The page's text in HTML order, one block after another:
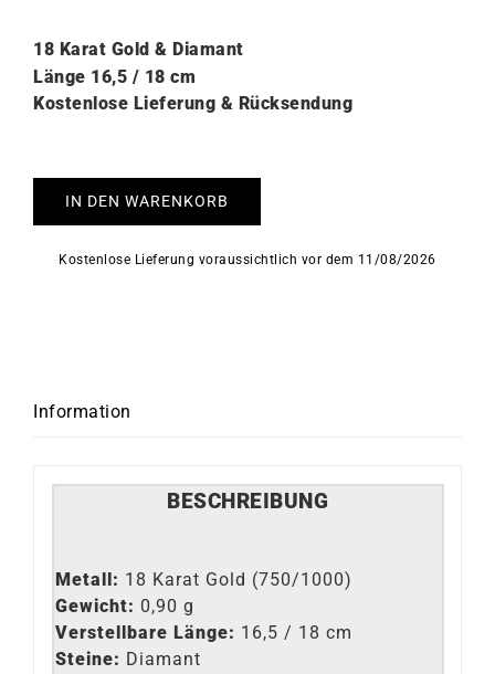
18 Karat Gold & Diamant
Länge 16,5 / 18 cm
Kostenlose Lieferung & Rücksendung
IN DEN WARENKORB
Kostenlose Lieferung voraussichtlich vor dem 11/08/2026
Information
BESCHREIBUNG
Metall: 18 Karat Gold (750/1000)
Gewicht: 0,90 g
Verstellbare Länge: 16,5 / 18 cm
Steine: Diamant